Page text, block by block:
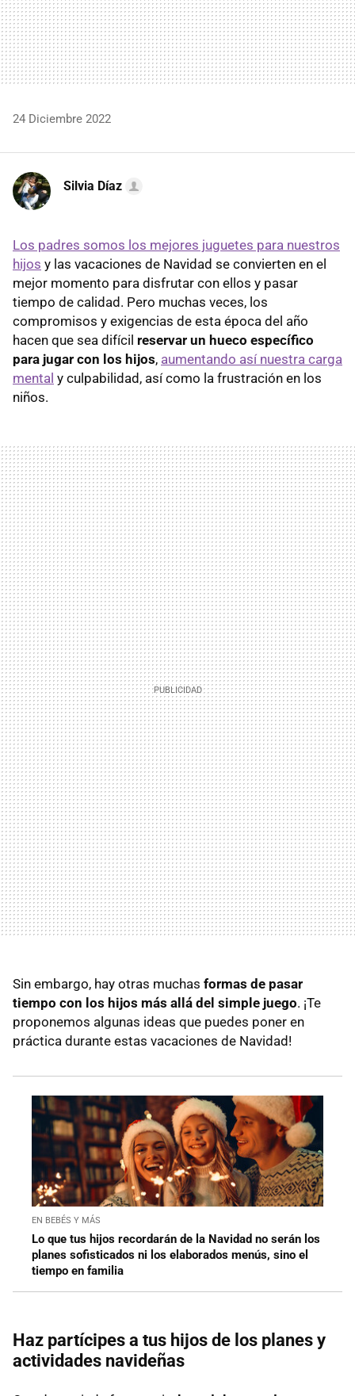
24 Diciembre 2022
Silvia Díaz
Los padres somos los mejores juguetes para nuestros
hijos y las vacaciones de Navidad se convierten en el
mejor momento para disfrutar con ellos y pasar
tiempo de calidad. Pero muchas veces, los
compromisos y exigencias de esta época del año
hacen que sea difícil reservar un hueco específico
para jugar con los hijos, aumentando así nuestra carga
mental y culpabilidad, así como la frustración en los
niños.
Sin embargo, hay otras muchas formas de pasar
tiempo con los hijos más allá del simple juego. ¡Te
proponemos algunas ideas que puedes poner en
práctica durante estas vacaciones de Navidad!
EN BEBÉS Y MÁS
Lo que tus hijos recordarán de la Navidad no serán los
planes sofisticados ni los elaborados menús, sino el
tiempo en familia
Haz partícipes a tus hijos de los planes y
actividades navideñas